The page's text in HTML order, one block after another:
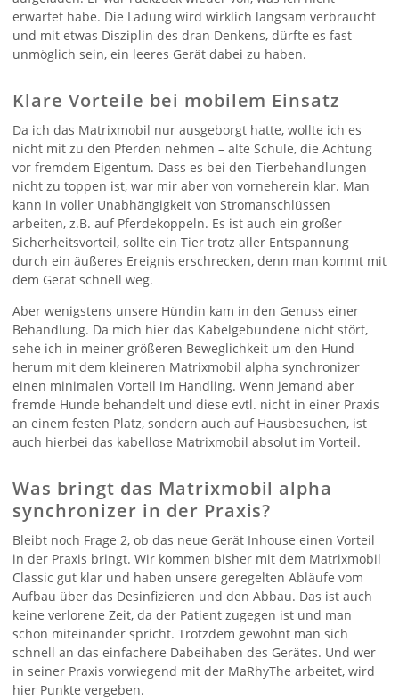
erwartet habe. Die Ladung wird wirklich langsam verbraucht
und mit etwas Disziplin des dran Denkens, dürfte es fast
unmöglich sein, ein leeres Gerät dabei zu haben.
Klare Vorteile bei mobilem Einsatz
Da ich das Matrixmobil nur ausgeborgt hatte, wollte ich es
nicht mit zu den Pferden nehmen – alte Schule, die Achtung
vor fremdem Eigentum. Dass es bei den Tierbehandlungen
nicht zu toppen ist, war mir aber von vorneherein klar. Man
kann in voller Unabhängigkeit von Stromanschlüssen
arbeiten, z.B. auf Pferdekoppeln. Es ist auch ein großer
Sicherheitsvorteil, sollte ein Tier trotz aller Entspannung
durch ein äußeres Ereignis erschrecken, denn man kommt mit
dem Gerät schnell weg.
Aber wenigstens unsere Hündin kam in den Genuss einer
Behandlung. Da mich hier das Kabelgebundene nicht stört,
sehe ich in meiner größeren Beweglichkeit um den Hund
herum mit dem kleineren Matrixmobil alpha synchronizer
einen minimalen Vorteil im Handling. Wenn jemand aber
fremde Hunde behandelt und diese evtl. nicht in einer Praxis
an einem festen Platz, sondern auch auf Hausbesuchen, ist
auch hierbei das kabellose Matrixmobil absolut im Vorteil.
Was bringt das Matrixmobil alpha
synchronizer in der Praxis?
Bleibt noch Frage 2, ob das neue Gerät Inhouse einen Vorteil
in der Praxis bringt. Wir kommen bisher mit dem Matrixmobil
Classic gut klar und haben unsere geregelten Abläufe vom
Aufbau über das Desinfizieren und den Abbau. Das ist auch
keine verlorene Zeit, da der Patient zugegen ist und man
schon miteinander spricht. Trotzdem gewöhnt man sich
schnell an das einfachere Dabeihaben des Gerätes. Und wer
in seiner Praxis vorwiegend mit der MaRhyThe arbeitet, wird
hier Punkte vergeben.